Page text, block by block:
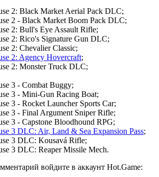
2: Black Market Aerial Pack DLC;
2 - Black Market Boom Pack DLC;
2: Bull's Eye Assault Rifle;
2: Rico's Signature Gun DLC;
2: Chevalier Classic;
2: Agency Hovercraft;
2: Monster Truck DLC;
3 - Combat Buggy;
3 - Mini-Gun Racing Boat;
3 - Rocket Launcher Sports Car;
3 - Final Argument Sniper Rifle;
3 - Capstone Bloodhound RPG;
3 DLC: Air, Land & Sea Expansion Pass;
3 DLC: Kousavá Rifle;
3 DLC: Reaper Missile Mech.
войдите в аккаунт Hot.Game: